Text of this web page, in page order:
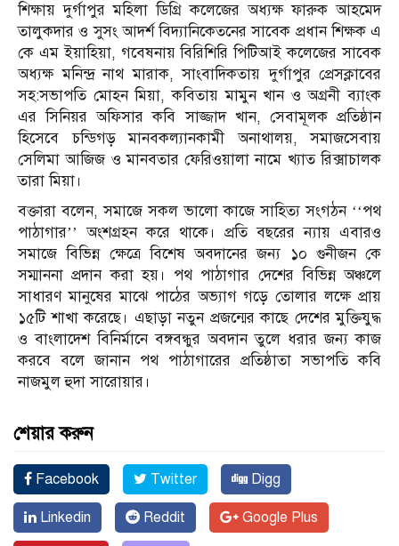
শিক্ষায় দুর্গাপুর মহিলা ডিগ্রি কলেজের অধ্যক্ষ ফারুক আহমেদ
তালুকদার ও সুসং আদর্শ বিদ্যানিকেতনের সাবেক প্রধান শিক্ষক এ
কে এম ইয়াহিয়া, গবেষনায় বিরিশিরি পিটিআই কলেজের সাবেক
অধ্যক্ষ মনিন্দ্র নাথ মারাক, সাংবাদিকতায় দুর্গাপুর প্রেসক্লাবের
সহ:সভাপতি মোহন মিয়া, কবিতায় মামুন খান ও অগ্রনী ব্যাংক
এর সিনিয়র অফিসার কবি সাজ্জাদ খান, সেবামূলক প্রতিষ্ঠান
হিসেবে চন্ডিগড় মানবকল্যানকামী অনাথালয়, সমাজসেবায়
সেলিমা আজিজ ও মানবতার ফেরিওয়ালা নামে খ্যাত রিক্সাচালক
তারা মিয়া।
বক্তারা বলেন, সমাজে সকল ভালো কাজে সাহিত্য সংগঠন ‘‘পথ
পাঠাগার’’ অংশগ্রহন করে থাকে। প্রতি বছরের ন্যায় এবারও
সমাজে বিভিন্ন ক্ষেত্রে বিশেষ অবদানের জন্য ১০ গুনীজন কে
সম্মাননা প্রদান করা হয়। পথ পাঠাগার দেশের বিভিন্ন অঞ্চলে
সাধারণ মানুষের মাঝে পাঠের অভ্যাগ গড়ে তোলার লক্ষে প্রায়
১৫টি শাখা করেছে। এছাড়া নতুন প্রজন্মের কাছে দেশের মুক্তিযুদ্ধ
ও বাংলাদেশ বিনির্মানে বঙ্গবন্ধুর অবদান তুলে ধরার জন্য কাজ
করবে বলে জানান পথ পাঠাগারের প্রতিষ্ঠাতা সভাপতি কবি
নাজমুল হুদা সারোয়ার।
শেয়ার করুন
Facebook Twitter Digg
Linkedin Reddit Google Plus